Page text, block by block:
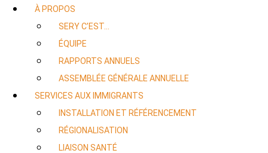
À PROPOS
SERY C’EST…
ÉQUIPE
RAPPORTS ANNUELS
ASSEMBLÉE GÉNÉRALE ANNUELLE
SERVICES AUX IMMIGRANTS
INSTALLATION ET RÉFÉRENCEMENT
RÉGIONALISATION
LIAISON SANTÉ